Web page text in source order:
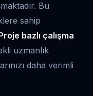
Bu
sahip
bazlı çalışma
uzmanlık
daha verimli